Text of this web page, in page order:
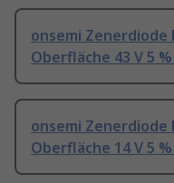
onsemi Zenerdiode
Oberfläche 43 V 5
onsemi Zenerdiode
Oberfläche 14 V 5